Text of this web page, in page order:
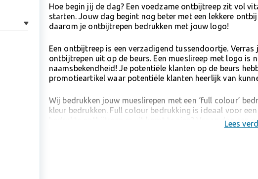
Hoe begin jij de dag? Een voedzame ontbijtreep zit vol
starten. Jouw dag begint nog beter met een lekkere
daarom je ontbijtrepen bedrukken met jouw logo!
Een ontbijtreep is een verzadigend tussendoortje. Verras
ontbijtrepen uit op de beurs. Een mueslireep met logo is
naamsbekendheid! Je potentiële klanten op de beurs
promotieartikel waar potentiële klanten heerlijk van
Wij bedrukken jouw mueslirepen met een ‘full colour’
kleur bedrukken. Full colour bedrukking is ideaal voor
bedrukte ontbijtreep er uit komt te zien? Vraag dan een
Lees